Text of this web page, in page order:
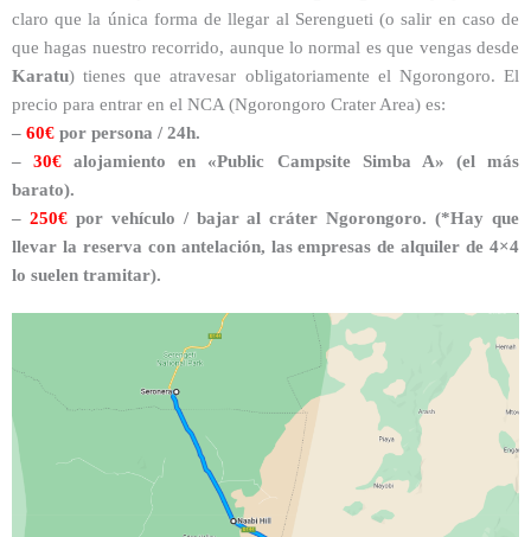
claro que la única forma de llegar al Serengueti (o salir en caso de
que hagas nuestro recorrido, aunque lo normal es que vengas desde
Karatu) tienes que atravesar obligatoriamente el Ngorongoro. El
precio para entrar en el NCA (Ngorongoro Crater Area) es:
– 60€ por persona / 24h.
– 30€ alojamiento en «Public Campsite Simba A» (el más
barato).
– 250€por vehículo / bajar al cráter Ngorongoro. (*Hay que
llevar la reserva con antelación, las empresas de alquiler de 4×4
lo suelen tramitar).